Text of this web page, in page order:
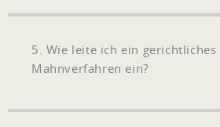
5. Wie leite ich ein gerichtliches
Mahnverfahren ein?